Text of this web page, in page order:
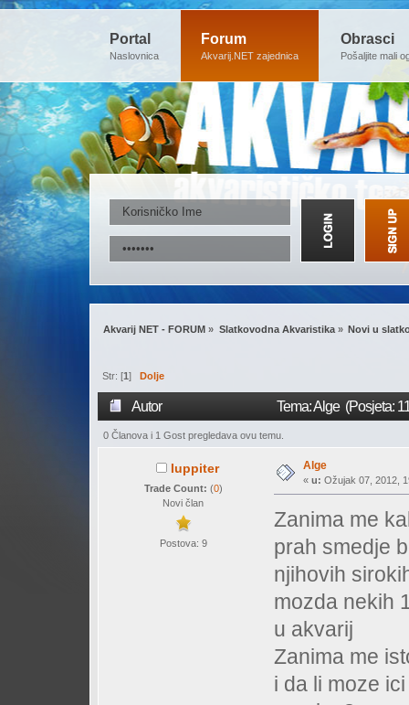
Portal
Naslovnica
Forum
Akvarij.NET zajednica
Obrasci
Pošaljite mali
Akvarij NET - FORUM » Slatkovodna Akvaristika» Novi u
Str: [1] Dolje
Autor Tema: Alge (Posjeta:
0 Članova i 1 Gost pregledava ovu temu.
Iuppiter
Trade Count: (0)
Novi član
Postova: 9
Alge
« u: Ožujak 07, 2012,
Zanima me
prah smedje
njihovih
mozda nekih
u akvarij
Zanima me
i da li moze